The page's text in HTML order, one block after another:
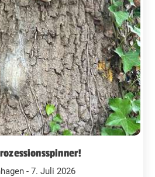
- 7. Juli 2026